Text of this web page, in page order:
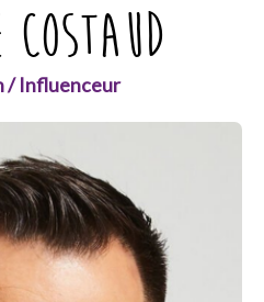
COSTAUD
/ Influenceur